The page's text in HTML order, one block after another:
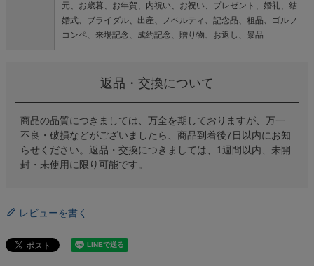
元、お歳暮、お年賀、内祝い、お祝い、プレゼント、婚礼、結
婚式、ブライダル、出産、ノベルティ、記念品、粗品、ゴルフ
コンペ、来場記念、成約記念、贈り物、お返し、景品
返品・交換について
商品の品質につきましては、万全を期しておりますが、万一
不良・破損などがございましたら、商品到着後7日以内にお知
らせください。返品・交換につきましては、1週間以内、未開
封・未使用に限り可能です。
レビューを書く